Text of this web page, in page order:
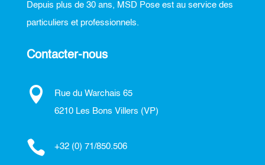
Depuis plus de 30 ans, MSD Pose est au service des
particuliers et professionnels.
Contacter-nous

Rue du Warchais 65
6210 Les Bons Villers (VP)
 +32 (0) 71/850.506